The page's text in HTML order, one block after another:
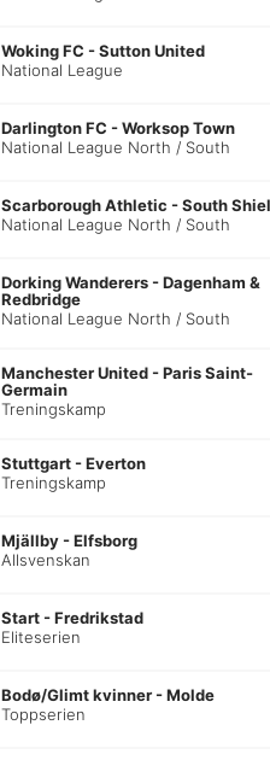
Woking FC -Sutton United
National League
Darlington FC -Worksop Town
National League North / South
Scarborough Athletic -South
National League North / South
Dorking Wanderers -Dagenham &
Redbridge
National League North / South
Manchester United -Paris Saint-
Germain
Treningskamp
Stuttgart -Everton
Treningskamp
Mjällby -Elfsborg
Allsvenskan
Start -Fredrikstad
Eliteserien
Bodø/Glimt kvinner -Molde
Toppserien